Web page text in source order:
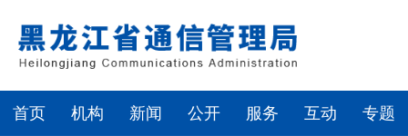
首页 机构 新闻 公开 服务 互动 专题